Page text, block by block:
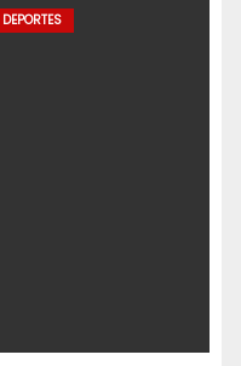
DEPORTES